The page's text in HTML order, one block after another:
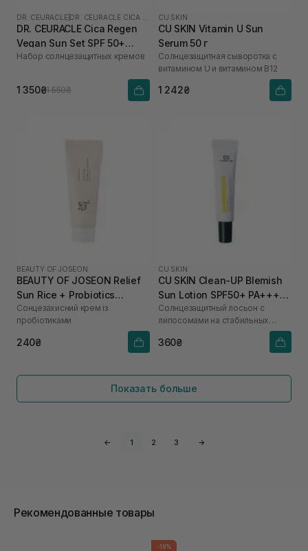
DR. CEURACLE
DR. CEURACLE Cica Regen
Vegan Sun Set SPF 50+
PA++++
Набор солнцезащитных кремов
1 350₴1 550₴
CU SKIN
CU SKIN Vitamin U Sun
Serum 50 г
Солнцезащитная сыворотка с
витамином U и витамином B12
1 242₴
BEAUTY OF JOSEON
BEAUTY OF JOSEON Relief
Sun Rice + Probiotics
SPF50+ PA++++ 10 мл
Сонцезахисний крем із
пробіотиками
240₴
CU SKIN
CU SKIN Clean-UP Blemish
Sun Lotion SPF50+ PA++++
15 мл
Солнцезащитный лосьон с
липосомами на стабильных
360₴
Показать больше
← 1 2 3 →
Рекомендованные товары
-19%